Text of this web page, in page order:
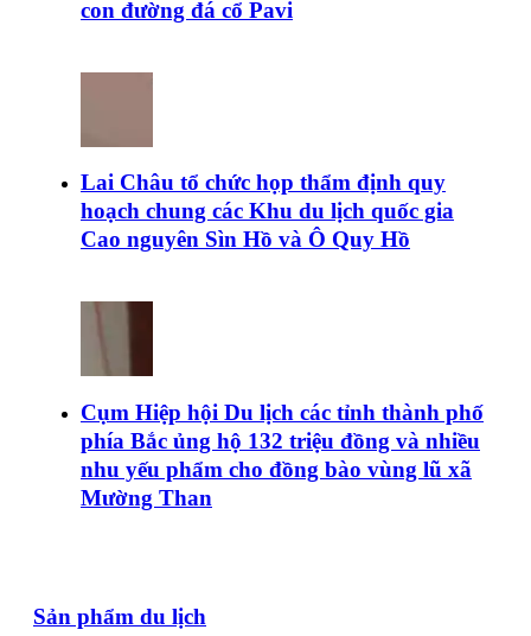
con đường đá cổ Pavi
Lai Châu tổ chức họp thẩm định quy
hoạch chung các Khu du lịch quốc gia
Cao nguyên Sìn Hồ và Ô Quy Hồ
Cụm Hiệp hội Du lịch các tỉnh thành phố
phía Bắc ủng hộ 132 triệu đồng và nhiều
nhu yếu phẩm cho đồng bào vùng lũ xã
Mường Than
Sản phẩm du lịch